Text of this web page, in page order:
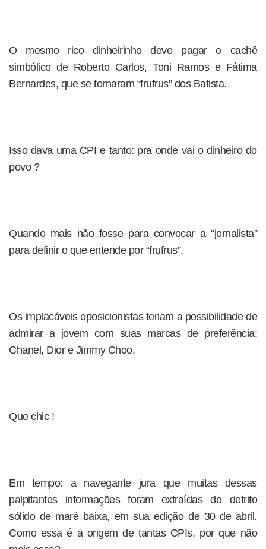
O mesmo rico dinheirinho deve pagar o cachê
simbólico de Roberto Carlos, Toni Ramos e Fátima
Bernardes, que se tornaram “frufrus” dos Batista.
Isso dava uma CPI e tanto: pra onde vai o dinheiro do
povo ?
Quando mais não fosse para convocar a “jornalista”
para definir o que entende por “frufrus”.
Os implacáveis oposicionistas teriam a possibilidade de
admirar a jovem com suas marcas de preferência:
Chanel, Dior e Jimmy Choo.
Que chic !
Em tempo: a navegante jura que muitas dessas
palpitantes informações foram extraídas do detrito
sólido de maré baixa, em sua edição de 30 de abril.
Como essa é a origem de tantas CPIs, por que não